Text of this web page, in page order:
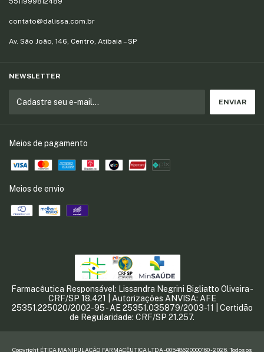
contato@dalissa.com.br
Av. São João, 146, Centro, Atibaia – SP
NEWSLETTER
Meios de pagamento
Meios de envio
Farmacêutica Responsável: Lissandra Negrini Bigliatto Oliveira -
CRF/SP 18.421 | Autorizações ANVISA: AFE
25351.225020/2002-95 - AE 25351.035879/2003-11 | Certidão
de Regularidade: CRF/SP 21.257.
Copyright ÉTICA MANIPULAÇÃO FARMACÊUTICA LTDA - 00548620000160 - 2026. Todos os